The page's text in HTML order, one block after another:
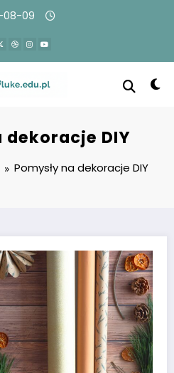
08-09
dekoracje DIY
Pomysły na dekoracje DIY